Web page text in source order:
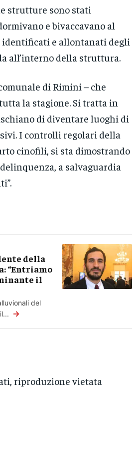
strutture sono stati
e bivaccavano al
identificati e allontanati degli
all’interno della struttura.
di Rimini – che
la stagione. Si tratta in
di diventare luoghi di
I controlli regolari della
cinofili, si sta dimostrando
a salvaguardia
della
“Entriamo
il
del
→
riproduzione vietata